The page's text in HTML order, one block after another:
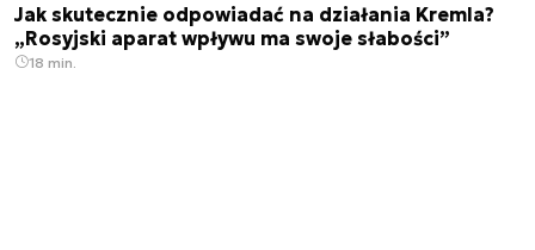
Jak skutecznie odpowiadać na działania Kremla?
„Rosyjski aparat wpływu ma swoje słabości”
18 min.